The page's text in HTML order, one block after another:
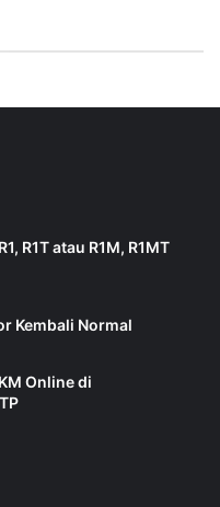
R1T atau R1M, R1MT
Kembali Normal
Online di